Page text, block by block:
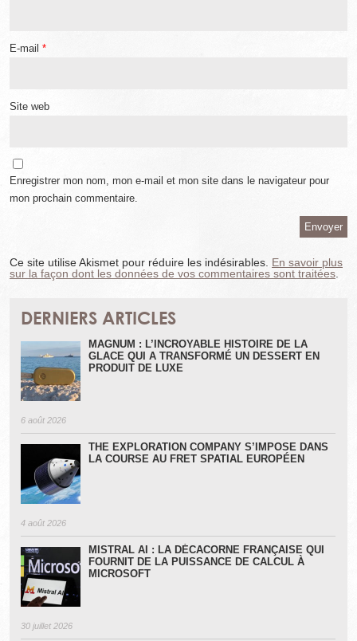
E-mail *
Site web
Enregistrer mon nom, mon e-mail et mon site dans le navigateur pour
mon prochain commentaire.
Ce site utilise Akismet pour réduire les indésirables. En savoir plus
sur la façon dont les données de vos commentaires sont traitées
DERNIERS ARTICLES
MAGNUM : L’INCROYABLE HISTOIRE DE LA
GLACE QUI A TRANSFORMÉ UN DESSERT EN
PRODUIT DE LUXE
6 août 2026
THE EXPLORATION COMPANY S’IMPOSE DANS
LA COURSE AU FRET SPATIAL EUROPÉEN
4 août 2026
MISTRAL AI : LA DÉCACORNE FRANÇAISE QUI
FOURNIT DE LA PUISSANCE DE CALCUL À
MICROSOFT
30 juillet 2026